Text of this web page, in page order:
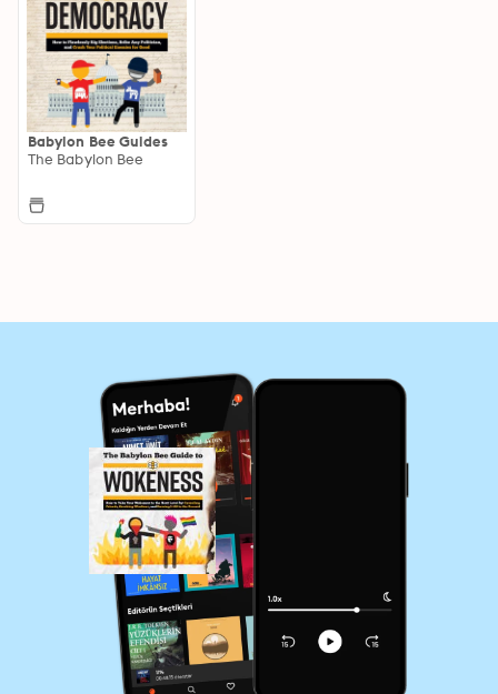
Babylon Bee Guides
The Babylon Bee